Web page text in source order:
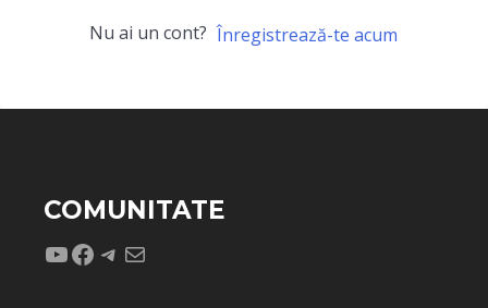
Nu ai un cont? Înregistrează-te acum
COMUNITATE
YouTube
Facebook
Telegram
Mail